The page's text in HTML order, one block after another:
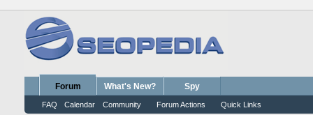
Forum
FAQ Calendar Community Forum Actions Quick Links
What's New? Spy